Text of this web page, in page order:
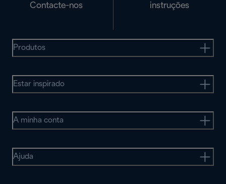
Contacte-nos
instruções
Produtos
Estar inspirado
A minha conta
Ajuda